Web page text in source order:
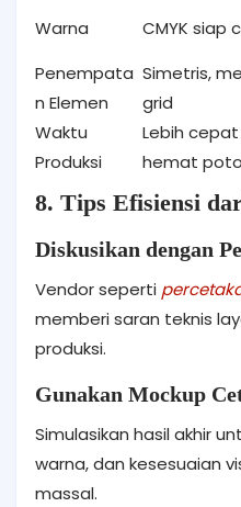
Warna
CMYK siap
Penempata
n Elemen
Simetris,
grid
Waktu
Produksi
Lebih
hemat
8. Tips Efisiensi
Diskusikan dengan
Vendor seperti
memberi saran teknis
produksi.
Gunakan Mockup
Simulasikan hasil akhir
warna, dan kesesuaian
massal.